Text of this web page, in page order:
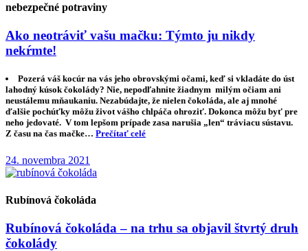
nebezpečné potraviny
Ako neotráviť vašu mačku: Týmto ju nikdy
nekŕmte!
Pozerá váš kocúr na vás jeho obrovskými očami, keď si vkladáte do úst
lahodný kúsok čokolády? Nie, nepodľahnite žiadnym milým očiam ani
neustálemu mňaukaniu. Nezabúdajte, že nielen čokoláda, ale aj mnohé
ďalšie pochúťky môžu život vášho chlpáča ohroziť. Dokonca môžu byť pre
neho jedovaté. V tom lepšom prípade zasa narušia „len“ tráviacu sústavu.
Z času na čas mačke… Prečítať celé
24. novembra 2021
Rubínová čokoláda
Rubínová čokoláda – na trhu sa objavil štvrtý druh
čokolády